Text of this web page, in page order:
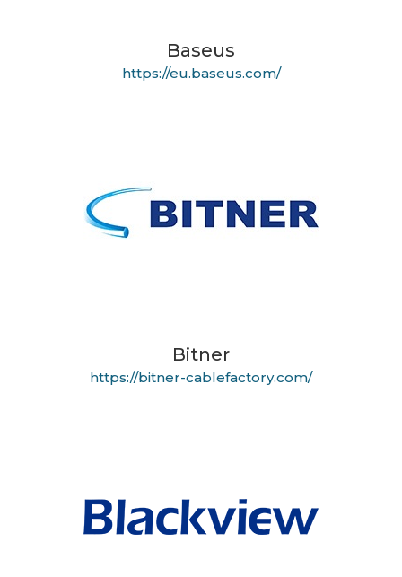
Baseus
https://eu.baseus.com/
Bitner
https://bitner-cablefactory.com/